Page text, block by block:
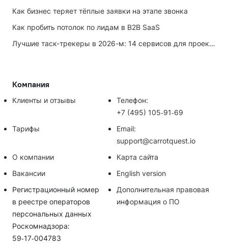
Как бизнес теряет тёплые заявки на этапе звонка
Как пробить потолок по лидам в B2B SaaS
Лучшие таск-трекеры в 2026-м: 14 сервисов для проектов и личных задач
Компания
Клиенты и отзывы
Телефон:
+7 (495) 105‑91‑69
Тарифы
Email:
support@carrotquest.io
О компании
Карта сайта
Вакансии
English version
Регистрационный номер
в реестре операторов
персональных данных
Роскомнадзора:
59‑17‑004783
Дополнительная правовая
информация о ПО